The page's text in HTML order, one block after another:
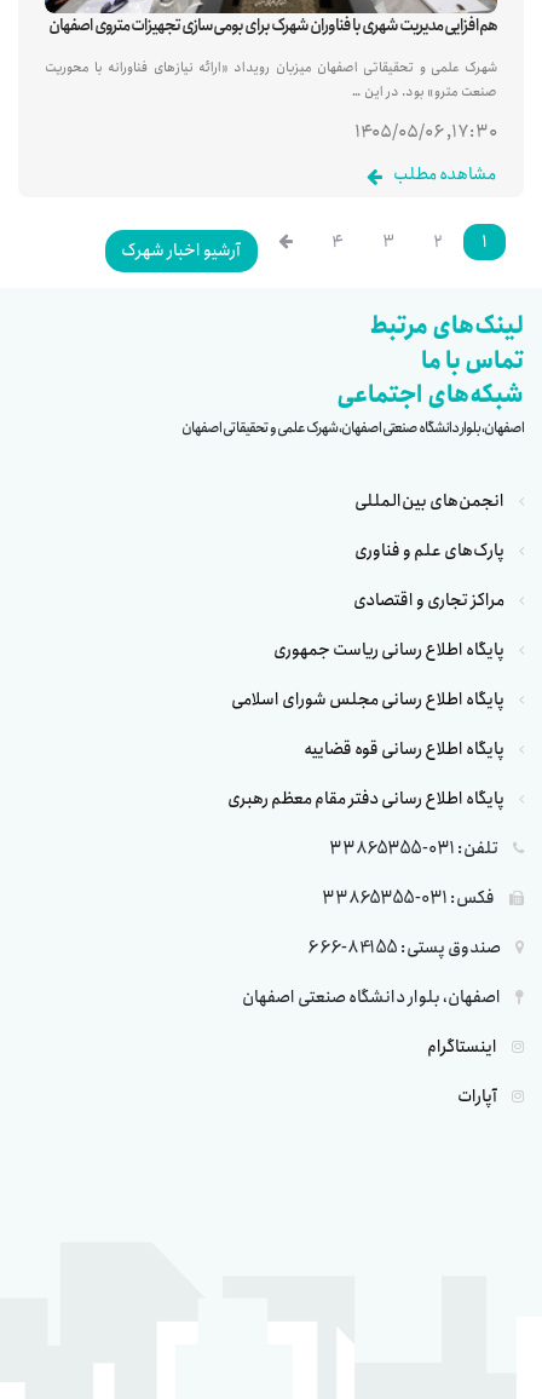
هم‌افزایی مدیریت شهری با فناوران شهرک برای بومی‌سازی تجهیزات متروی اصفهان
شهرک علمی و تحقیقاتی اصفهان میزبان رویداد «ارائه نیازهای فناورانه با محوریت
صنعت مترو» بود. در این …
۱۷:۳۰, ۱۴۰۵/۰۵/۰۶
مشاهده مطلب
۱ آرشیو اخبار شهرک
لینک‌های مرتبط
تماس با ما
شبکه‌های اجتماعی
اصفهان، بلوار دانشگاه صنعتی اصفهان، شهرک علمی و تحقیقاتی اصفهان
انجمن‌های بین‌المللی
پارک‌های علم و فناوری
مراکز تجاری و اقتصادی
پایگاه اطلاع رسانی ریاست جمهوری
پایگاه اطلاع رسانی مجلس شورای اسلامی
پایگاه اطلاع رسانی قوه قضاییه
پایگاه اطلاع رسانی دفتر مقام معظم رهبری
تلفن: 031-33865355
فکس: 031-33865355
صندوق پستی: 84155-666
اصفهان، بلوار دانشگاه صنعتی اصفهان
اینستاگرام
آپارات